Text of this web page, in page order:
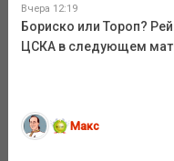
Вчера 12:19
Бориско или Тороп?
ЦСКА в следующем
Макс